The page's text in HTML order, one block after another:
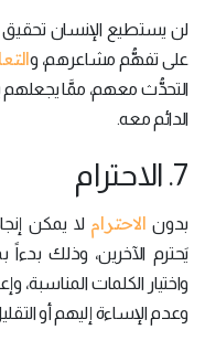
لن يستطيع الإنسان تحقيق
على تفهُّم مشاعرهم، و
التحدُّث معهم، ممَّا يجعلهم
الدائم معه.
7. الاحترام
بدون الاحترام لا يمكن
يَحترم الآخرين، وذلك
واختيار الكلمات
وعدم الإساءة إليهم أو